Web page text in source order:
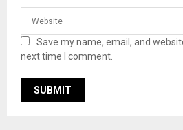
Save my name, email, and
next time I comment.